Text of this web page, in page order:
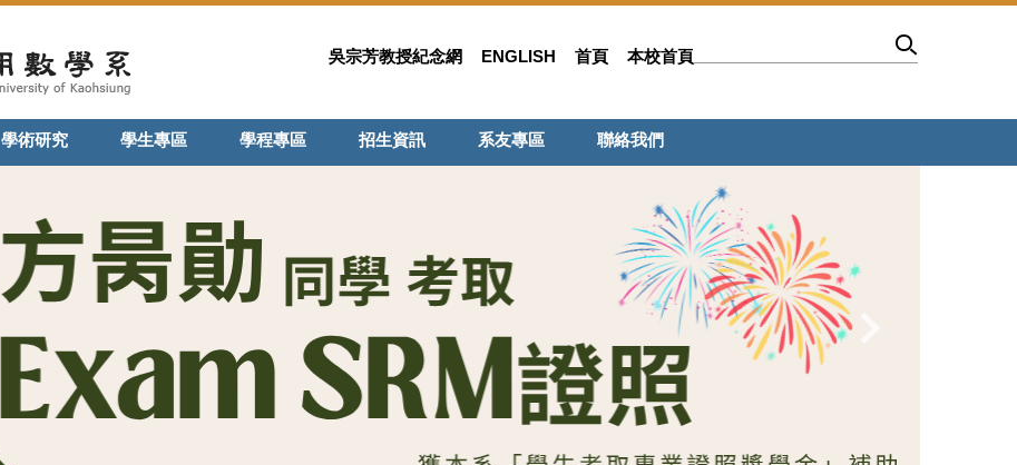
吳宗芳教授紀念網 ENGLISH 首頁 本校首頁
學術研究 學生專區 學程專區 招生資訊 系友專區 聯絡我們